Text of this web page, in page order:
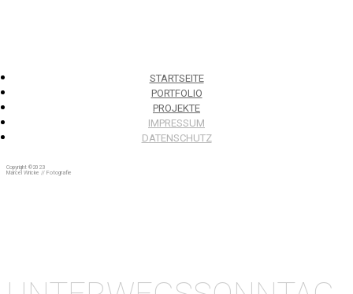
STARTSEITE
PORTFOLIO
PROJEKTE
IMPRESSUM
DATENSCHUTZ
Copyright ©2023
Marcel Wricke // Fotografie